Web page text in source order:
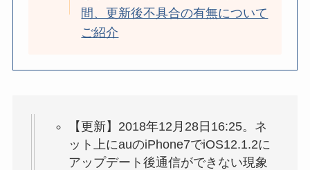
間、更新後不具合の有無について
ご紹介
【更新】2018年12月28日16:25。ネ
ット上にauのiPhone7でiOS12.1.2に
アップデート後通信ができない現象